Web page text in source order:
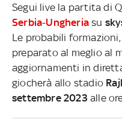
Segui live la partita di
Serbia-Ungheria su
Le probabili
preparato al meglio al
aggiornamenti in
giocherà allo stadio
settembre 2023 alle